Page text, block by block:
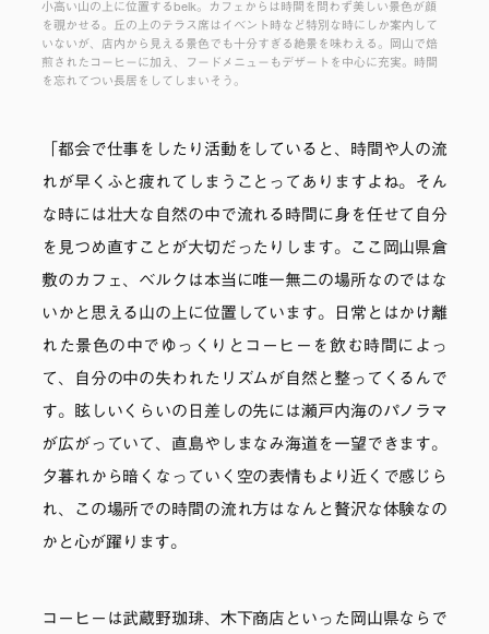
小高い山の上に位置するbelk。カフェからは時間を問わず美しい景色が顔
を覗かせる。丘の上のテラス席はイベント時など特別な時にしか案内して
いないが、店内から見える景色でも十分すぎる絶景を味わえる。岡山で焙
煎されたコーヒーに加え、フードメニューもデザートを中心に充実。時間
を忘れてつい長居をしてしまいそう。
「都会で仕事をしたり活動をしていると、時間や人の流
れが早くふと疲れてしまうことってありますよね。そん
な時には壮大な自然の中で流れる時間に身を任せて自分
を見つめ直すことが大切だったりします。ここ岡山県倉
敷のカフェ、ベルクは本当に唯一無二の場所なのではな
いかと思える山の上に位置しています。日常とはかけ離
れた景色の中でゆっくりとコーヒーを飲む時間によっ
て、自分の中の失われたリズムが自然と整ってくるんで
す。眩しいくらいの日差しの先には瀬戸内海のパノラマ
が広がっていて、直島やしまなみ海道を一望できます。
夕暮れから暗くなっていく空の表情もより近くで感じら
れ、この場所での時間の流れ方はなんと贅沢な体験なの
かと心が躍ります。
コーヒーは武蔵野珈琲、木下商店といった岡山県ならで